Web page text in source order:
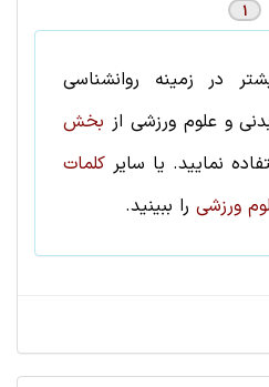
1
در زمینه روانشناسی
و علوم ورزشی از بخش
نمایید. یا سایر کلمات
ورزشی را ببینید.